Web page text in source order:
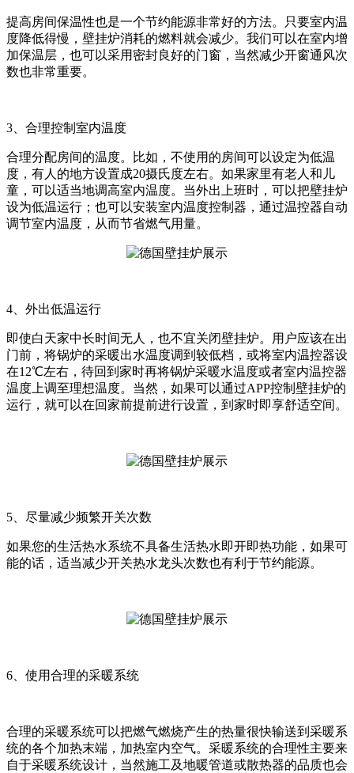
提高房间保温性也是一个节约能源非常好的方法。只要室内温
度降低得慢，壁挂炉消耗的燃料就会减少。我们可以在室内增
加保温层，也可以采用密封良好的门窗，当然减少开窗通风次
数也非常重要。
3 、合理控制室内温度
合理分配房间的温度。比如，不使用的房间可以设定为低温
度，有人的地方设置成20摄氏度左右。如果家里有老人和儿
童，可以适当地调高室内温度。当外出上班时，可以把壁挂炉
设为低温运行；也可以安装室内温度控制器，通过温控器自动
调节室内温度，从而节省燃气用量。
4 、外出低温运行
即使白天家中长时间无人，也不宜关闭壁挂炉。用户应该在出
门前，将锅炉的采暖出水温度调到较低档，或将室内温控器设
在12℃左右，待回到家时再将锅炉采暖水温度或者室内温控器
温度上调至理想温度。当然，如果可以通过APP控制壁挂炉的
运行，就可以在回家前提前进行设置，到家时即享舒适空间。
5 、尽量减少频繁开关次数
如果您的生活热水系统不具备生活热水即开即热功能，如果可
能的话，适当减少开关热水龙头次数也有利于节约能源。
6、使用合理的采暖系统
合理的采暖系统可以把燃气燃烧产生的热量很快输送到采暖系
统的各个加热末端，加热室内空气。采暖系统的合理性主要来
自于采暖系统设计，当然施工及地暖管道或散热器的品质也会